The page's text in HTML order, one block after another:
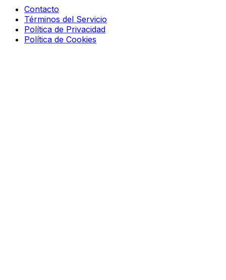
Contacto
Términos del Servicio
Política de Privacidad
Política de Cookies